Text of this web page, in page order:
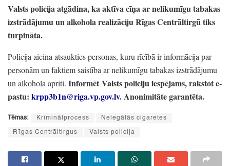
Valsts policija atgādina,ka aktīva cīņa ar nelikumīgu tabakas
izstrādājumu un alkohola realizāciju Rīgas Centrāltirgū tiks
turpināta.
Policija aicina atsaukties personas, kuru rīcībā ir informācija par
personām un faktiem saistība ar nelikumīgu tabakas izstrādājumu
un alkohola apriti. Informēt Valsts policiju iespējams,rakstot e-
pastu: krpp3b1n@riga.vp.gov.lv. Anonimitāte garantēta.
Tēmas: Kriminālprocess Nelegālās cigaretes
Rīgas Centrāltirgus Valsts policija